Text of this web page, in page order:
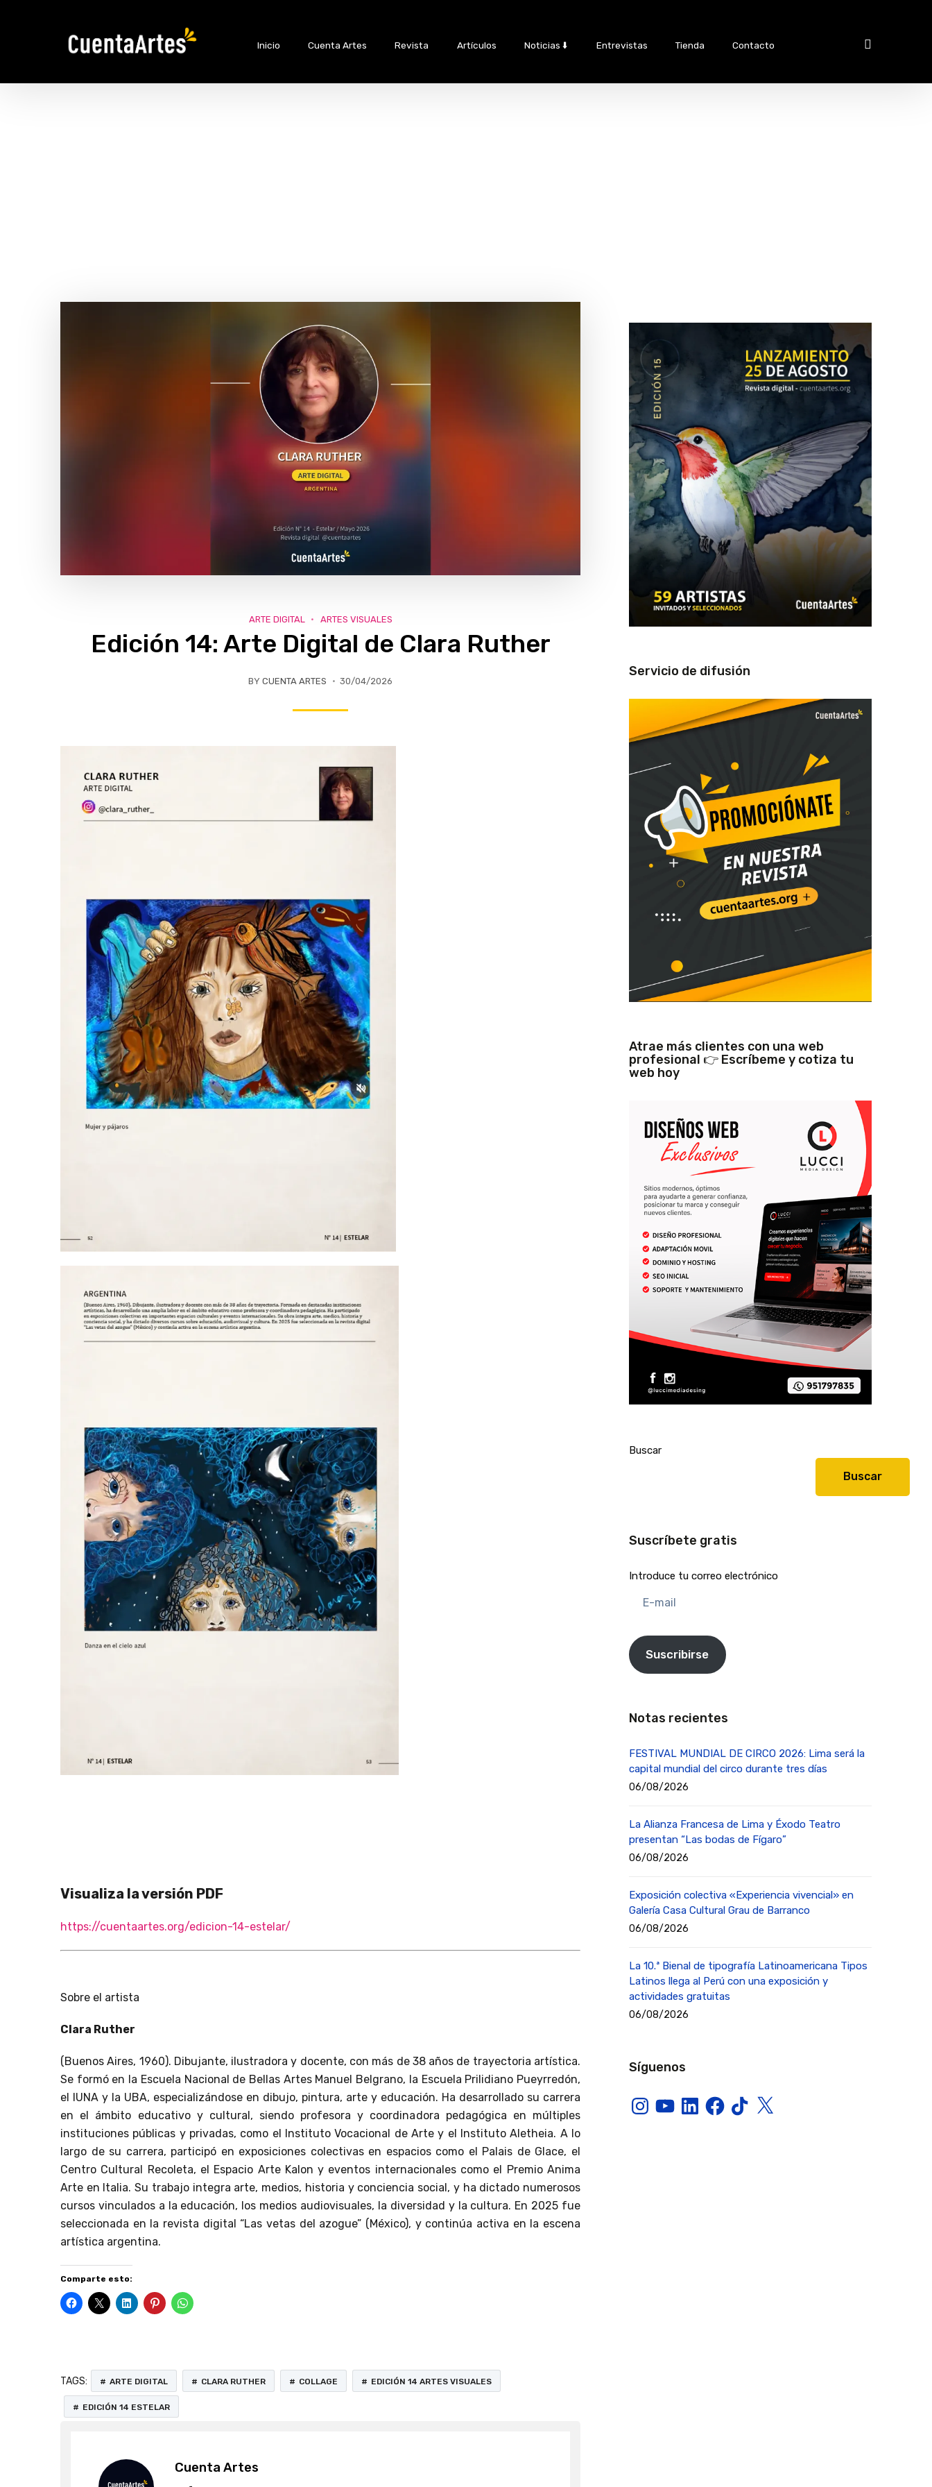
Inicio Cuenta Artes Revista Artículos Noticias ⬇️ Entrevistas Tienda Contacto
ARTE DIGITAL ARTES VISUALES
Edición 14: Arte Digital de Clara Ruther
BY CUENTA ARTES 30/04/2026
Visualiza la versión PDF
https://cuentaartes.org/edicion-14-estelar/
Sobre el artista
Clara Ruther
(Buenos Aires, 1960). Dibujante, ilustradora y docente, con más de 38 años de trayectoria artística.
Se formó en la Escuela Nacional de Bellas Artes Manuel Belgrano, la Escuela Prilidiano Pueyrredón,
el IUNA y la UBA, especializándose en dibujo, pintura, arte y educación. Ha desarrollado su carrera
en el ámbito educativo y cultural, siendo profesora y coordinadora pedagógica en múltiples
instituciones públicas y privadas, como el Instituto Vocacional de Arte y el Instituto Aletheia. A lo
largo de su carrera, participó en exposiciones colectivas en espacios como el Palais de Glace, el
Centro Cultural Recoleta, el Espacio Arte Kalon y eventos internacionales como el Premio Anima
Arte en Italia. Su trabajo integra arte, medios, historia y conciencia social, y ha dictado numerosos
cursos vinculados a la educación, los medios audiovisuales, la diversidad y la cultura. En 2025 fue
seleccionada en la revista digital “Las vetas del azogue” (México), y continúa activa en la escena
artística argentina.
Comparte esto:
TAGS: ARTE DIGITAL CLARA RUTHER COLLAGE EDICIÓN 14 ARTES VISUALES
EDICIÓN 14 ESTELAR
Cuenta Artes
Servicio de difusión
Atrae más clientes con una web
profesional 👉 Escríbeme y cotiza tu
web hoy
Buscar
Buscar
Suscríbete gratis
Introduce tu correo electrónico
mail
Suscribirse
Notas recientes
FESTIVAL MUNDIAL DE CIRCO 2026: Lima será la
capital mundial del circo durante tres días
06/08/2026
La Alianza Francesa de Lima y Éxodo Teatro
presentan “Las bodas de Fígaro”
06/08/2026
Exposición colectiva «Experiencia vivencial» en
Galería Casa Cultural Grau de Barranco
06/08/2026
La 10.ª Bienal de tipografía Latinoamericana Tipos
Latinos llega al Perú con una exposición y
actividades gratuitas
06/08/2026
Síguenos
InstagramYouTubeLinkedInFacebook
TikTokX